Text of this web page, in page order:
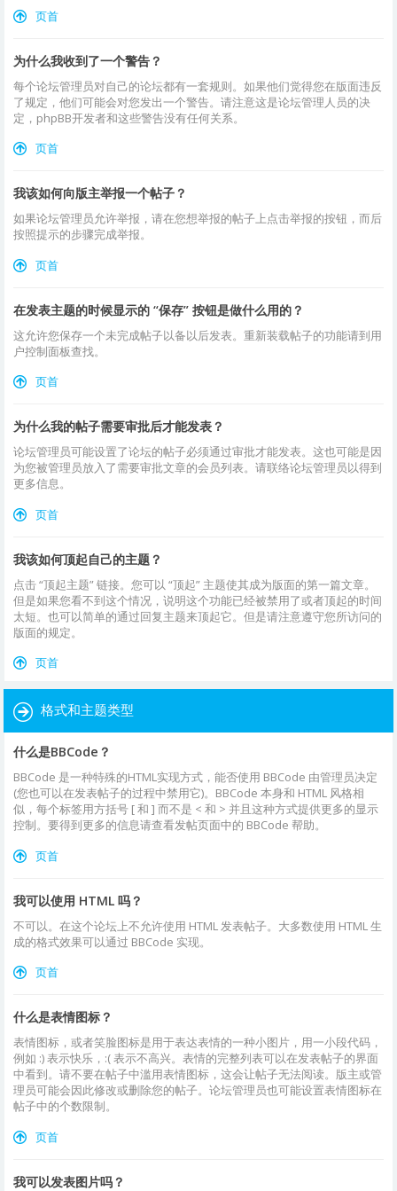
页首
为什么我收到了一个警告？
每个论坛管理员对自己的论坛都有一套规则。如果他们觉得您在版面违反
了规定，他们可能会对您发出一个警告。请注意这是论坛管理人员的决
定，phpBB开发者和这些警告没有任何关系。
页首
我该如何向版主举报一个帖子？
如果论坛管理员允许举报，请在您想举报的帖子上点击举报的按钮，而后
按照提示的步骤完成举报。
页首
在发表主题的时候显示的 “保存” 按钮是做什么用的？
这允许您保存一个未完成帖子以备以后发表。重新装载帖子的功能请到用
户控制面板查找。
页首
为什么我的帖子需要审批后才能发表？
论坛管理员可能设置了论坛的帖子必须通过审批才能发表。这也可能是因
为您被管理员放入了需要审批文章的会员列表。请联络论坛管理员以得到
更多信息。
页首
我该如何顶起自己的主题？
点击 “顶起主题” 链接。您可以 “顶起” 主题使其成为版面的第一篇文章。
但是如果您看不到这个情况，说明这个功能已经被禁用了或者顶起的时间
太短。也可以简单的通过回复主题来顶起它。但是请注意遵守您所访问的
版面的规定。
页首
格式和主题类型
什么是BBCode？
BBCode 是一种特殊的HTML实现方式，能否使用 BBCode 由管理员决定
(您也可以在发表帖子的过程中禁用它)。BBCode 本身和 HTML 风格相
似，每个标签用方括号 [ 和 ] 而不是 < 和 > 并且这种方式提供更多的显示
控制。要得到更多的信息请查看发帖页面中的 BBCode 帮助。
页首
我可以使用 HTML 吗？
不可以。在这个论坛上不允许使用 HTML 发表帖子。大多数使用 HTML 生
成的格式效果可以通过 BBCode 实现。
页首
什么是表情图标？
表情图标，或者笑脸图标是用于表达表情的一种小图片，用一小段代码，
例如 :) 表示快乐，:( 表示不高兴。表情的完整列表可以在发表帖子的界面
中看到。请不要在帖子中滥用表情图标，这会让帖子无法阅读。版主或管
理员可能会因此修改或删除您的帖子。论坛管理员也可能设置表情图标在
帖子中的个数限制。
页首
我可以发表图片吗？